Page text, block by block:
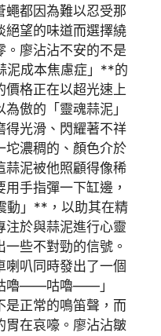
蠅都因為難以忍受那
絕望的味道而選擇繞
。廖沾沾不安的不是
泥成本焦慮症」**的
價格正在以超光速上
傲的「靈魂蒜泥」
得光滑、閃耀著不祥
坨濃稠的、顏色介於
蒜泥被他照顧得像稀
手指彈一下缸邊，
動」**，以助其在精
注於與蒜泥進行心靈
些不對勁的信號。
叭同時發出了一個
嚕——咕嚕——」
是正常的鳴笛聲，而
胃在哀嚎。廖沾沾皺